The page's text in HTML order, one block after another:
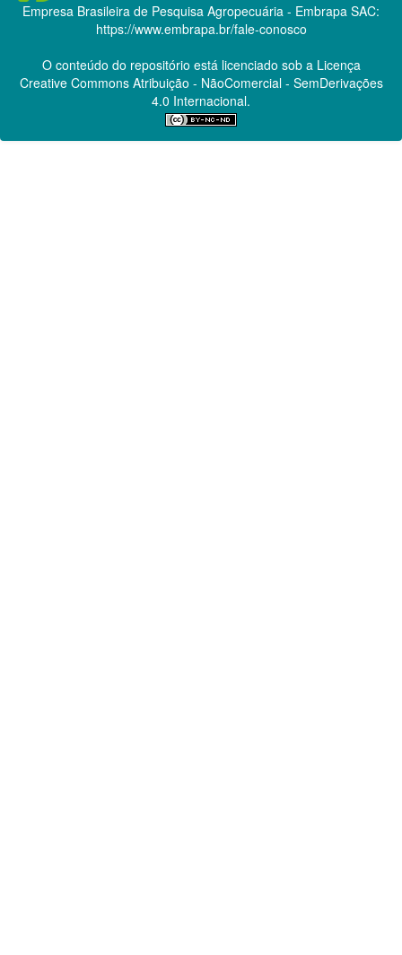
Empresa Brasileira de Pesquisa Agropecuária - Embrapa SAC:
https://www.embrapa.br/fale-conosco
O conteúdo do repositório está licenciado sob a Licença
Creative CommonsAtribuição - NãoComercial - SemDerivações
4.0 Internacional.